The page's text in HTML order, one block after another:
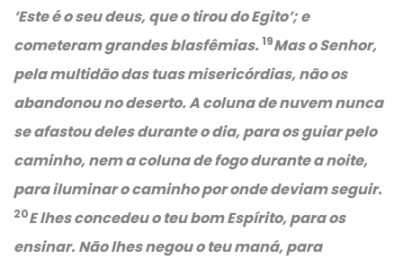
‘Este é o seu deus, que o tirou do Egito’; e
cometeram grandes blasfêmias.19Mas o Senhor,
pela multidão das tuas misericórdias, não os
abandonou no deserto. A coluna de nuvem nunca
se afastou deles durante o dia, para os guiar pelo
caminho, nem a coluna de fogo durante a noite,
para iluminar o caminho por onde deviam seguir.
20E lhes concedeu o teu bom Espírito, para os
ensinar. Não lhes negou o teu maná, para